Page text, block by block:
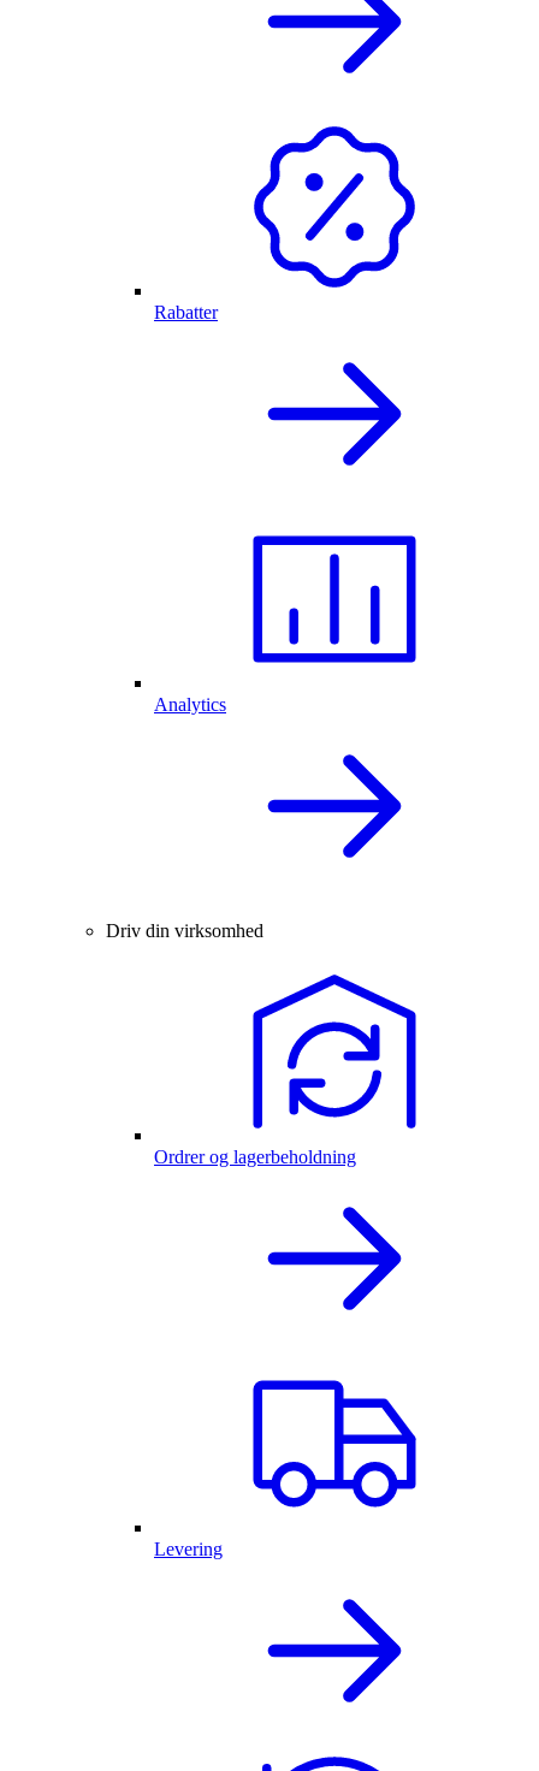
Rabatter
Analytics
Driv din virksomhed
Ordrer og lagerbeholdning
Levering